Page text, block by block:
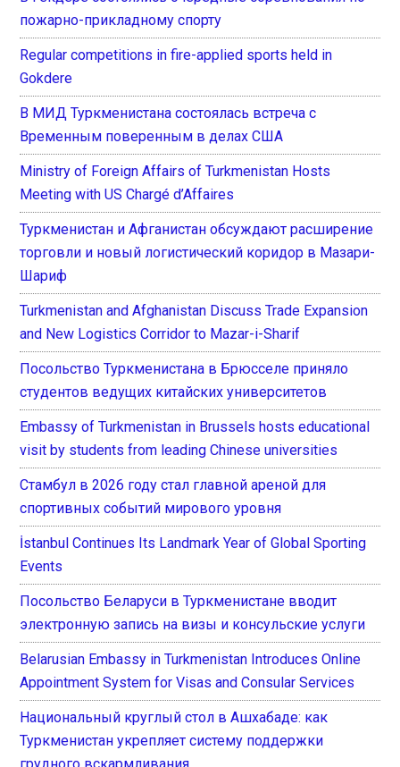
пожарно-прикладному спорту
Regular competitions in fire-applied sports held in
Gokdere
В МИД Туркменистана состоялась встреча с
Временным поверенным в делах США
Ministry of Foreign Affairs of Turkmenistan Hosts
Meeting with US Chargé d’Affaires
Туркменистан и Афганистан обсуждают расширение
торговли и новый логистический коридор в Мазари-
Шариф
Turkmenistan and Afghanistan Discuss Trade Expansion
and New Logistics Corridor to Mazar-i-Sharif
Посольство Туркменистана в Брюсселе приняло
студентов ведущих китайских университетов
Embassy of Turkmenistan in Brussels hosts educational
visit by students from leading Chinese universities
Стамбул в 2026 году стал главной ареной для
спортивных событий мирового уровня
İstanbul Continues Its Landmark Year of Global Sporting
Events
Посольство Беларуси в Туркменистане вводит
электронную запись на визы и консульские услуги
Belarusian Embassy in Turkmenistan Introduces Online
Appointment System for Visas and Consular Services
Национальный круглый стол в Ашхабаде: как
Туркменистан укрепляет систему поддержки